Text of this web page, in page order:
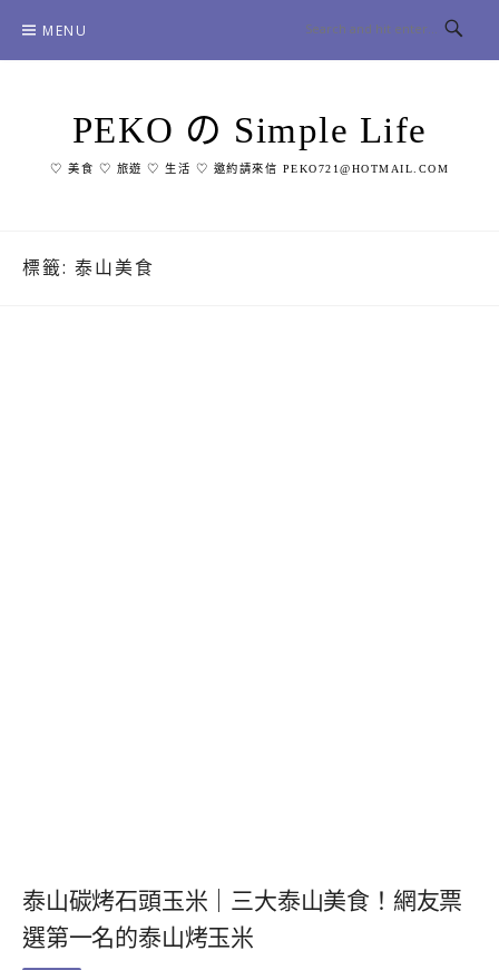
content
MENU
PEKO の Simple Life
♡ 美食 ♡ 旅遊 ♡ 生活 ♡ 邀約請來信 PEKO721@HOTMAIL.COM
標籤: 泰山美食
泰山碳烤石頭玉米｜三大泰山美食！網友票
選第一名的泰山烤玉米